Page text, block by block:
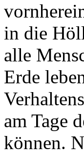
in die
alle
Erde
am Tage
können.